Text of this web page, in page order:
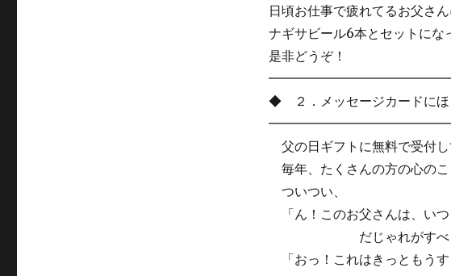
日頃お仕事で疲れてるお父さ
ナギサビール6本とセットにな
是非どうぞ！
◆ ２．メッセージカードに
父の日ギフトに無料で受付し
毎年、たくさんの方の心のこ
ついつい、
「ん！このお父さんは、いつ
だじゃれがすべってる
「おっ！これはきっともうす